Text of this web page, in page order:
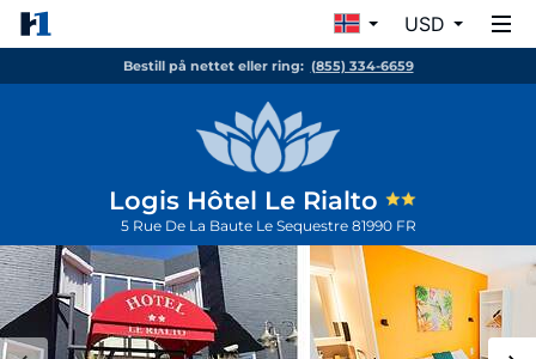
USD
Bestill på nettet eller ring: (855) 334-6659
Logis Hôtel Le Rialto
5 Rue De La Baute Le Sequestre 81990 FR